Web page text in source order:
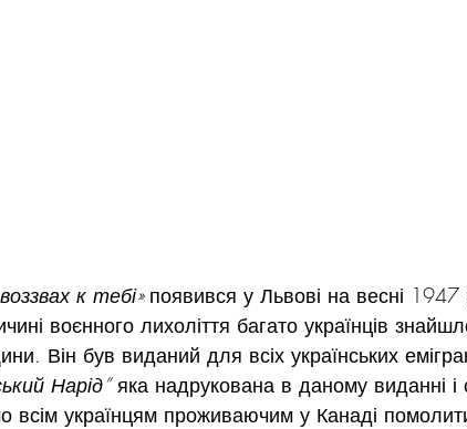
к тебі» появився у Львові на весні 1947
воєнного лихоліття багато українців
Він був виданий для всіх українських
Нарід” яка надрукована в даному виданні і
всім українцям проживаючим у Канаді